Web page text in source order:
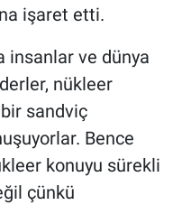
işaret etti.
insanlar ve dünya
nükleer
sandviç
Bence
konuyu sürekli
çünkü